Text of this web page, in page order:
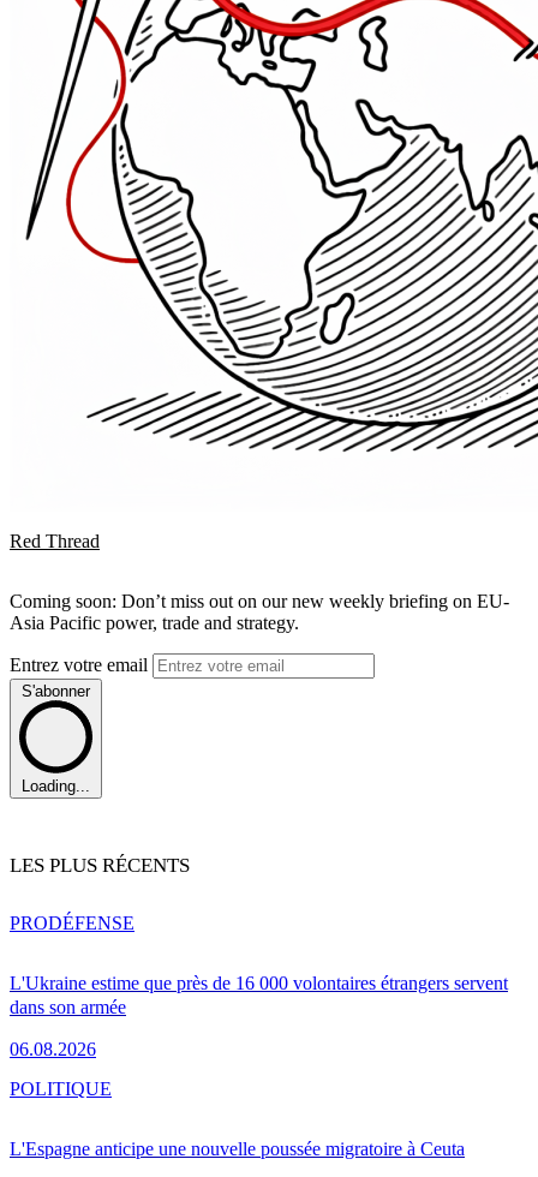
Red Thread
Coming soon: Don’t miss out on our new weekly briefing on EU-
Asia Pacific power, trade and strategy.
Entrez votre email
S'abonner
Loading...
LES PLUS RÉCENTS
L'Ukraine estime que près de 16 000 volontaires étrangers servent
dans son armée
06.08.2026
PRODÉFENSE
L'Espagne anticipe une nouvelle poussée migratoire à Ceuta
POLITIQUE